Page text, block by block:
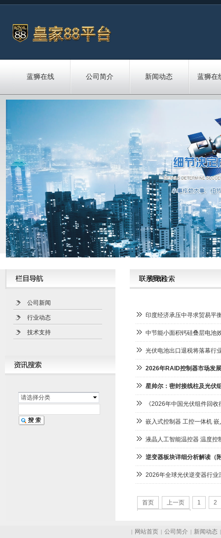
蓝狮在线 公司简介 新闻动态 蓝狮在
公司新闻
行业动态
技术支持
请选择分类
印度经济承压中寻求贸易平
中节能小面积钙硅叠层电池
光伏电池出口退税将落幕行
2026年RAID控制器市场发
星帅尔：密封接线柱及光伏
《2026年中国光伏组件回
嵌入式控制器 工控一体机
液晶人工智能温控器 温度控
逆变器板块详细分析解读（
2026年全球光伏逆变器行业
首页 上一页 1
2
资讯检索
| 网站首页 | 公司简介 | 新闻动态